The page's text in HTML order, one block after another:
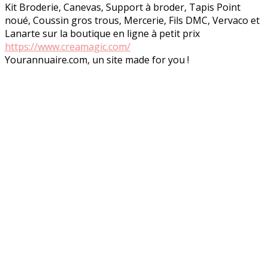
Kit Broderie, Canevas, Support à broder, Tapis Point
noué, Coussin gros trous, Mercerie, Fils DMC, Vervaco et
Lanarte sur la boutique en ligne à petit prix
https://www.creamagic.com/
Yourannuaire.com, un site made for you !